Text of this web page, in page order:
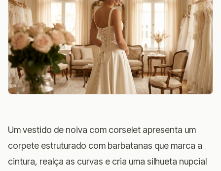
Um vestido de noiva com corselet apresenta um
corpete estruturado com barbatanas que marca a
cintura, realça as curvas e cria uma silhueta nupcial